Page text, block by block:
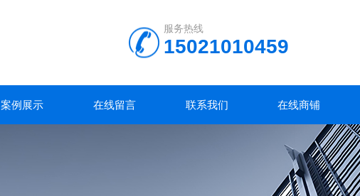
服务热线
15021010459
案例展示 在线留言 联系我们 在线商铺